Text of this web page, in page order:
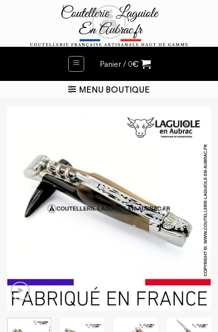
Panier / 0€
MENU BOUTIQUE